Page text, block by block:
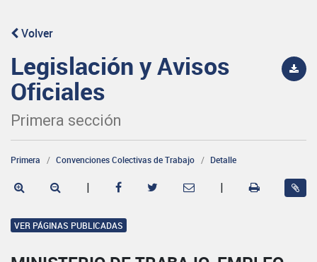
Volver
Legislación y Avisos
Oficiales
Primera sección
Primera Convenciones Colectivas de Trabajo Detalle
| |
VER PÁGINAS PUBLICADAS